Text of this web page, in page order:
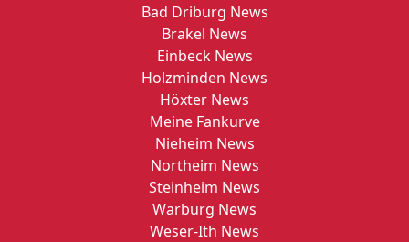
Bad Driburg News
Brakel News
Einbeck News
Holzminden News
Höxter News
Meine Fankurve
Nieheim News
Northeim News
Steinheim News
Warburg News
Weser-Ith News